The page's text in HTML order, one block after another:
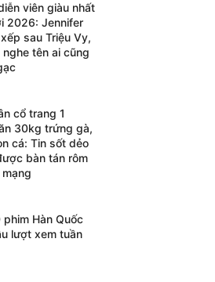
viên giàu nhất
2026: Jennifer
sau Triệu Vy,
nghe tên ai cũng
cổ trang 1
30kg trứng gà,
cá: Tin sốt dẻo
bàn tán rôm
phim Hàn Quốc
lượt xem tuần